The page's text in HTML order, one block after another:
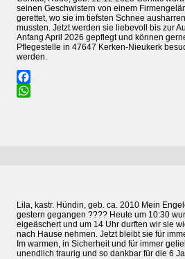
seinen Geschwistern von einem
gerettet, wo sie im tiefsten Schnee ausharren
mussten. Jetzt werden sie liebevoll bis zur
Anfang April 2026 gepflegt und können
Pflegestelle in 47647 Kerken-Nieukerk
werden.
Facebook
Lila, kastr. Hündin, geb. ca. 2010 Mein
gestern gegangen ???? Heute um 10:30
eigeäschert und um 14 Uhr durften wir sie
nach Hause nehmen. Jetzt bleibt sie für
Im warmen, in Sicherheit und für immer
unendlich traurig und so dankbar für die 6